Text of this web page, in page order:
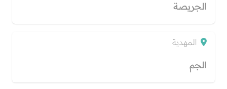
الجريصة
المهدية
الجم